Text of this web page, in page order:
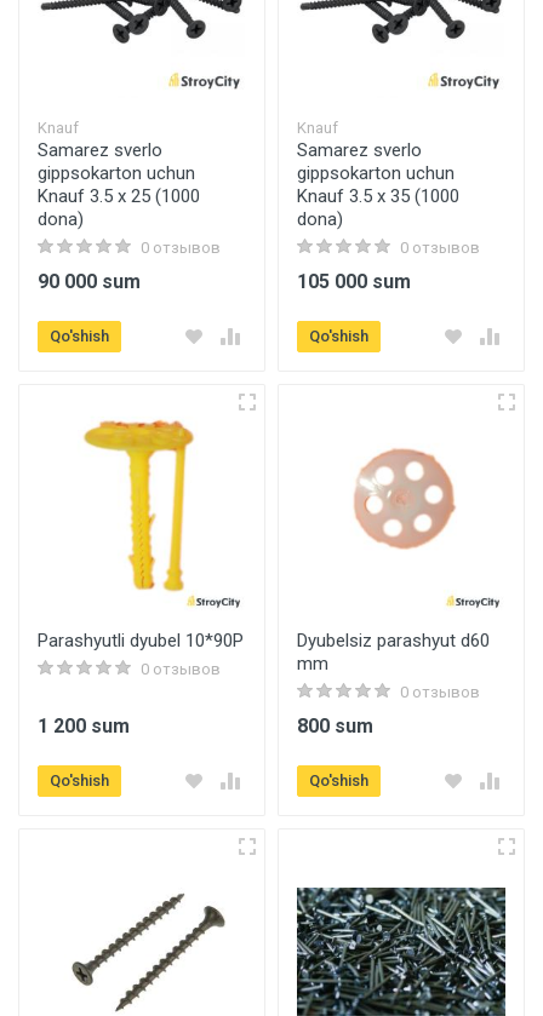
Knauf
Samarez sverlo
gippsokarton uchun
Knauf 3.5 x 25 (1000
dona)
0 отзывов
90 000 sum
Qo'shish
Knauf
Samarez sverlo
gippsokarton uchun
Knauf 3.5 x 35 (1000
dona)
0 отзывов
105 000 sum
Qo'shish
Parashyutli dyubel 10*90P
0 отзывов
1 200 sum
Qo'shish
Dyubelsiz parashyut d60
mm
0 отзывов
800 sum
Qo'shish